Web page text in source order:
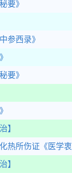
要》
参西录》
要》
】
热所伤证 《医学
】